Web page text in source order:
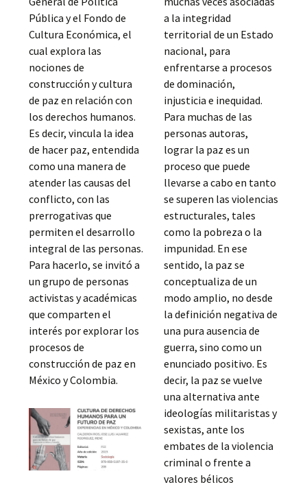
Pública y el Fondo de
Cultura Económica, el
cual explora las
nociones de
construcción y cultura
de paz en relación con
los derechos humanos.
Es decir, vincula la idea
de hacer paz, entendida
como una manera de
atender las causas del
conflicto, con las
prerrogativas que
permiten el desarrollo
integral de las personas.
Para hacerlo, se invitó a
un grupo de personas
activistas y académicas
que comparten el
interés por explorar los
procesos de
construcción de paz en
México y Colombia.
a la integridad
territorial de un Estado
nacional, para
enfrentarse a procesos
de dominación,
injusticia e inequidad.
Para muchas de las
personas autoras,
lograr la paz es un
proceso que puede
llevarse a cabo en tanto
se superen las violencias
estructurales, tales
como la pobreza o la
impunidad. En ese
sentido, la paz se
conceptualiza de un
modo amplio, no desde
la definición negativa de
una pura ausencia de
guerra, sino como un
enunciado positivo. Es
decir, la paz se vuelve
una alternativa ante
ideologías militaristas y
sexistas, ante los
embates de la violencia
criminal o frente a
valores bélicos